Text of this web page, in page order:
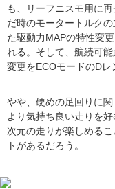
も、リーフニスモ用に
だ時のモータートルク
た駆動力MAPの特性変
れる。そして、航続可
変更をECOモードのDレ
やや、硬めの足回りに
より気持ち良い走りを
次元の走りが楽しめる
トがあるだろう。